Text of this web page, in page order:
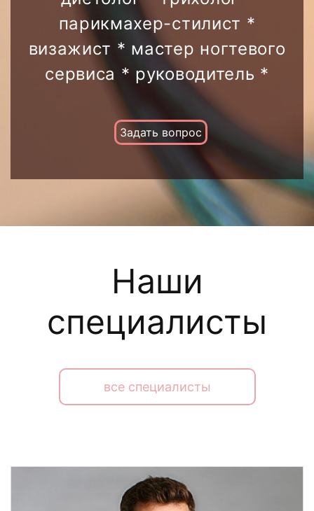
парикмахер-стилист *
визажист * мастер ногтевого
сервиса * руководитель *
Задать вопрос
Наши
специалисты
все специалисты